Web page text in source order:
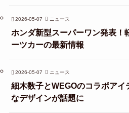
2026-05-07 ニュース
ホンダ新型スーパーワン発表！
ーツカーの最新情報
2026-05-07 ニュース
細木数子とWEGOのコラボアイ
なデザインが話題に